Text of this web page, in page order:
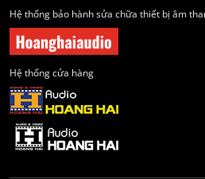
Hệ thống bảo hành sửa chữa thiết bị âm
Hệ thống cửa hàng